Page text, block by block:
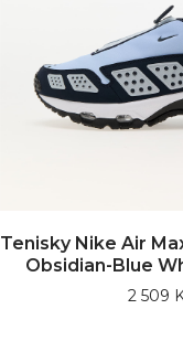
Tenisky Nike Air
Obsidian-Blue
2 509